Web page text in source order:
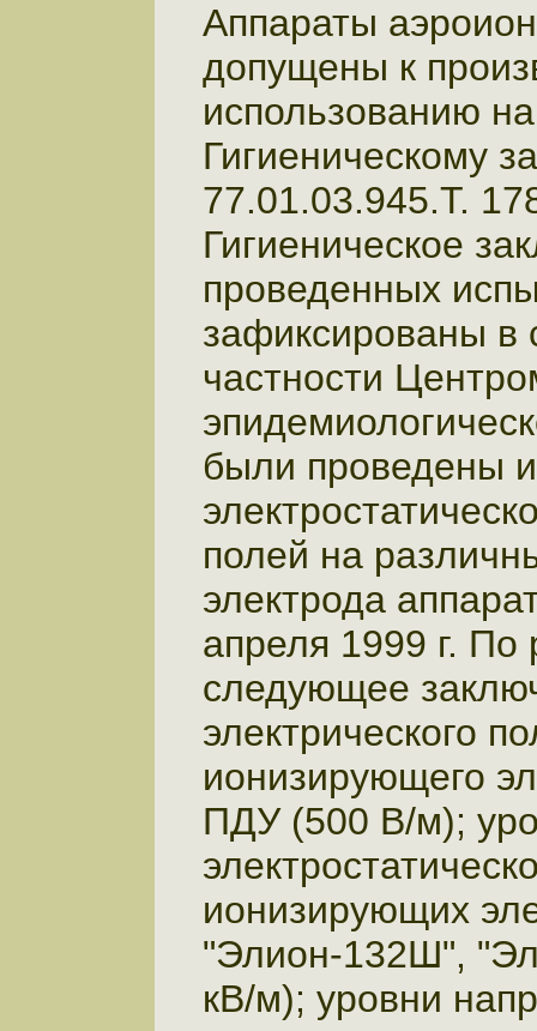
Аппараты
допущены к
использованию
Гигиеническому
77.01.03.945.Т.
Гигиеническое
проведенных
зафиксированы в
частности
были проведены
полей на
электрода
апреля 1999 г. По
следующее
электрического
ионизирующего
ПДУ (500 В/м);
ионизирующих
"Элион-132Ш",
кВ/м); уровни